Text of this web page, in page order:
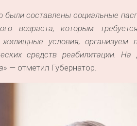
составлены социальные
возраста, которым
условия, организуем
средств реабилитации.
— отметил Губернатор.